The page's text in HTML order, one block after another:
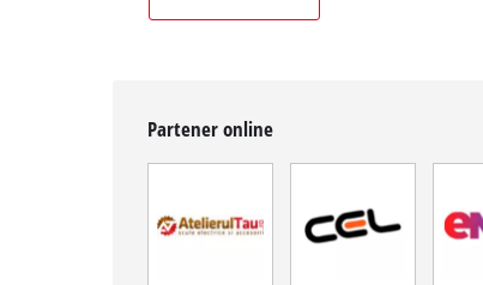
Partener online